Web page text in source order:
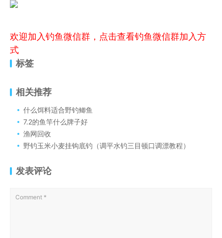
欢迎加入钓鱼微信群，点击查看钓鱼微信群加入方
式
标签
相关推荐
什么饵料适合野钓鲫鱼
7.2的鱼竿什么牌子好
渔网回收
野钓玉米小麦挂钩底钓（调平水钓三目顿口调漂教程）
发表评论